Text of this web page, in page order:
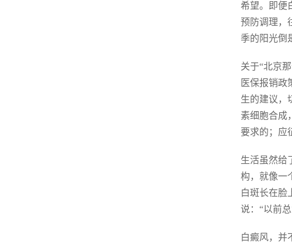
希望。即便
预防调理，
季的阳光倒
关于“北京
医保报销政
生的建议，
素细胞合成
要求的；应
生活虽然给
构，就像一
白斑长在脸
说：“以前
白癜风，并